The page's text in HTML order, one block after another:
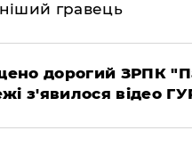
гравець
дорогий ЗРПК
з'явилося відео